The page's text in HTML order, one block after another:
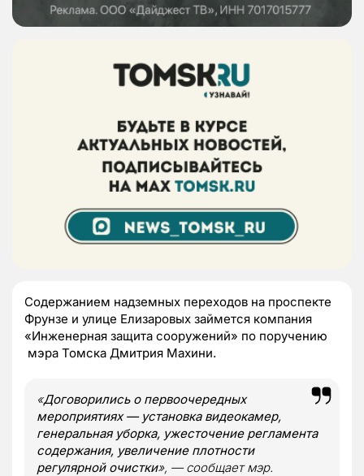
Содержанием надземных переходов на проспекте
Фрунзе и улице Елизаровых займется компания
«Инженерная защита сооружений» по поручению
мэра Томска Дмитрия Махини.
«Договорились о первоочередных
мероприятиях—установка видеокамер,
генеральная уборка, ужесточение регламента
содержания, увеличение плотности
регулярной очистки», —сообщает мэр.